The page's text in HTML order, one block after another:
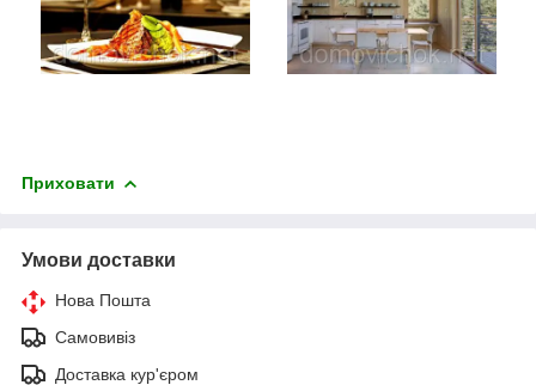
Приховати
Умови доставки
Нова Пошта
Самовивіз
Доставка кур'єром